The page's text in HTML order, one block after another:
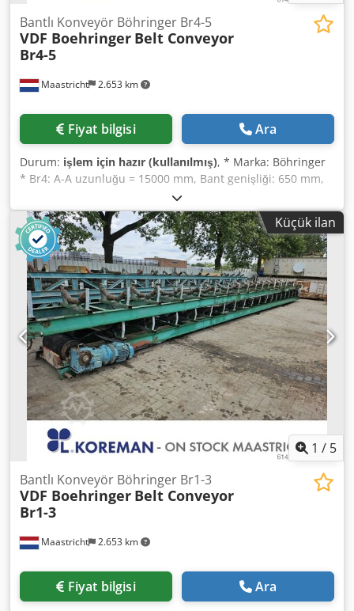
Maastricht 2.653 km
Bantlı Konveyör Böhringer Br4-5
VDF Boehringer Belt Conveyor
Br4-5
Fiyat bilgisi Ara
Durum: işlem için hazır (kullanılmış), * Marka: Böhringer
* Br4: A-A uzunluğu = 15000 mm, Bant genişliği: 650 mm,
Tahrik: 7,5 kW Crjdjywm Aaopfx Af Def * Br5: A-A uzunluğu
= 22500 mm, Bant genişliği: 1000 mm, Tahrik: 7,5 kW
(=satıldı)
Küçük ilan
1 / 5
Maastricht 2.653 km
Bantlı Konveyör Böhringer Br1-3
VDF Boehringer Belt Conveyor
Br1-3
Fiyat bilgisi Ara